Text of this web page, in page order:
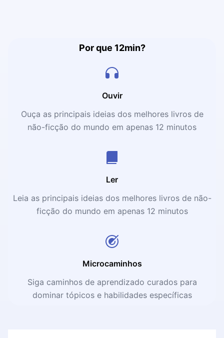
Por que 12min?
Ouvir
Ouça as principais ideias dos melhores livros de
não-ficção do mundo em apenas 12 minutos
Ler
Leia as principais ideias dos melhores livros de não-
ficção do mundo em apenas 12 minutos
Microcaminhos
Siga caminhos de aprendizado curados para
dominar tópicos e habilidades específicas